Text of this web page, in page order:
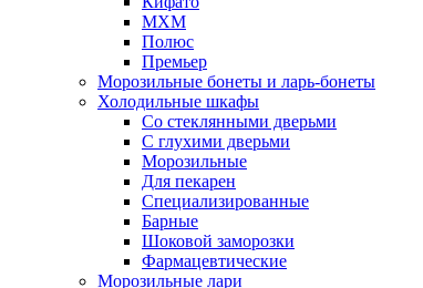
МХМ
Полюс
Премьер
Морозильные бонеты и ларь-бонеты
Холодильные шкафы
Со стеклянными дверьми
С глухими дверьми
Морозильные
Для пекарен
Специализированные
Барные
Шоковой заморозки
Фармацевтические
Морозильные лари